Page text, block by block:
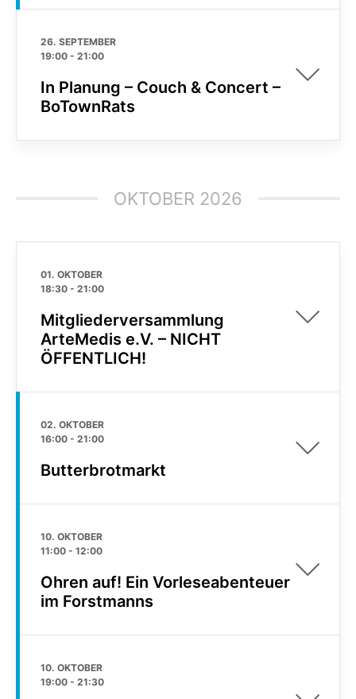
26. SEPTEMBER
19:00 - 21:00
In Planung – Couch & Concert –
BoTownRats
OKTOBER 2026
01. OKTOBER
18:30 - 21:00
Mitgliederversammlung
ArteMedis e.V. – NICHT
ÖFFENTLICH!
02. OKTOBER
16:00 - 21:00
Butterbrotmarkt
10. OKTOBER
11:00 - 12:00
Ohren auf! Ein Vorleseabenteuer
im Forstmanns
10. OKTOBER
19:00 - 21:30